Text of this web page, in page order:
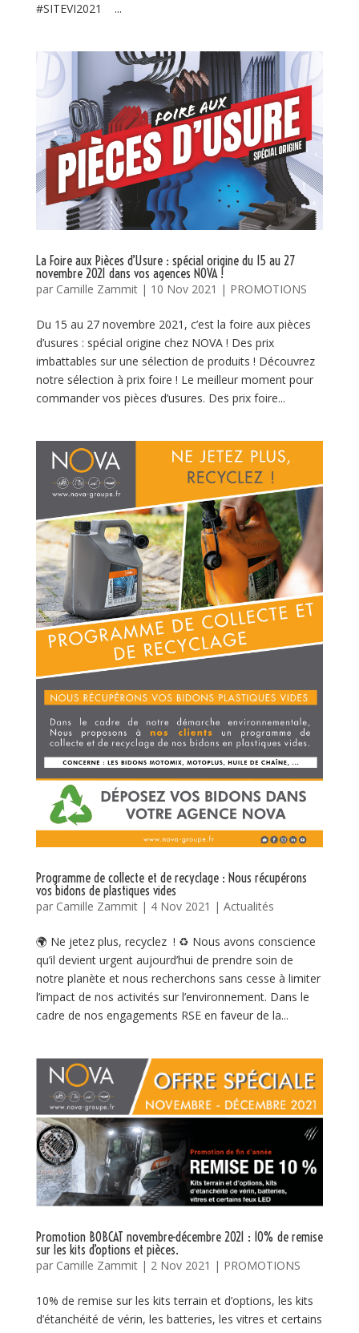
#SITEVI2021 ...
La Foire aux Pièces d’Usure : spécial origine du 15 au 27
novembre 2021 dans vos agences NOVA !
par Camille Zammit| 10 Nov 2021 | PROMOTIONS
Du 15 au 27 novembre 2021, c’est la foire aux pièces
d’usures : spécial origine chez NOVA ! Des prix
imbattables sur une sélection de produits ! Découvrez
notre sélection à prix foire ! Le meilleur moment pour
commander vos pièces d’usures. Des prix foire...
Programme de collecte et de recyclage : Nous récupérons
vos bidons de plastiques vides
par Camille Zammit| 4 Nov 2021 | Actualités
🌍 Ne jetez plus, recyclez ! ♻ Nous avons conscience
qu’il devient urgent aujourd’hui de prendre soin de
notre planète et nous recherchons sans cesse à limiter
l’impact de nos activités sur l’environnement. Dans le
cadre de nos engagements RSE en faveur de la...
Promotion BOBCAT novembre-décembre 2021 : 10% de remise
sur les kits d’options et pièces.
par Camille Zammit| 2 Nov 2021 | PROMOTIONS
10% de remise sur les kits terrain et d’options, les kits
d’étanchéité de vérin, les batteries, les vitres et certains